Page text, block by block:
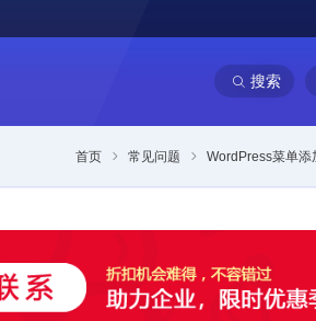
搜索
首页 常见问题 WordPress菜单